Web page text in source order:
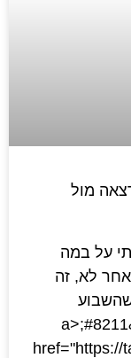
מול
על במה
לא, זה
הרצאתי בפני קהל מיוחד ומקסים &#8211;<a
href="https://